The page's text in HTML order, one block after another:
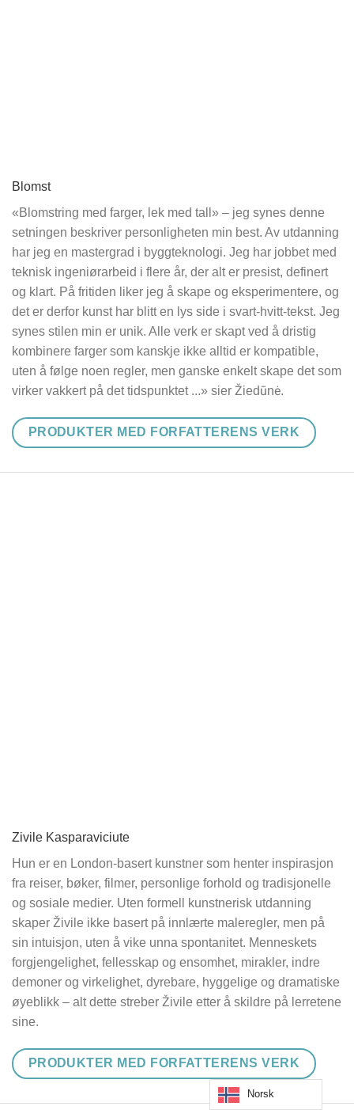
Blomst
«Blomstring med farger, lek med tall» – jeg synes denne
setningen beskriver personligheten min best. Av utdanning
har jeg en mastergrad i byggteknologi. Jeg har jobbet med
teknisk ingeniørarbeid i flere år, der alt er presist, definert
og klart. På fritiden liker jeg å skape og eksperimentere, og
det er derfor kunst har blitt en lys side i svart-hvitt-tekst. Jeg
synes stilen min er unik. Alle verk er skapt ved å dristig
kombinere farger som kanskje ikke alltid er kompatible,
uten å følge noen regler, men ganske enkelt skape det som
virker vakkert på det tidspunktet ...» sier Žiedūnė.
PRODUKTER MED FORFATTERENS VERK
Zivile Kasparaviciute
Hun er en London-basert kunstner som henter inspirasjon
fra reiser, bøker, filmer, personlige forhold og tradisjonelle
og sosiale medier. Uten formell kunstnerisk utdanning
skaper Živile ikke basert på innlærte maleregler, men på
sin intuisjon, uten å vike unna spontanitet. Menneskets
forgjengelighet, fellesskap og ensomhet, mirakler, indre
demoner og virkelighet, dyrebare, hyggelige og dramatiske
øyeblikk – alt dette streber Živile etter å skildre på lerretene
sine.
PRODUKTER MED FORFATTERENS VERK
Norsk